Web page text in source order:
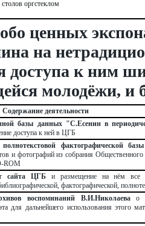
оргстеклом
ценных
на
доступа к ним
молодёжи, и
Содержание деятельности
базы данных "С.Есенин в
доступа к ней в ЦГБ
полнотекстовой фактографической
и фотографий из собрания
ROM
сайта ЦГБ и размещение на нём все
фактографической,
воспоминаний В.И.Николаевао
для дальнейшего использования этого